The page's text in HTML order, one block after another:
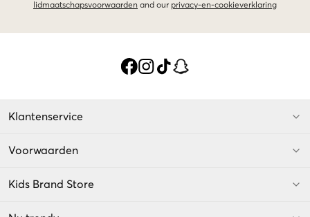
lidmaatschapsvoorwaarden and our privacy-en-cookieverklaring
Klantenservice
Voorwaarden
Kids Brand Store